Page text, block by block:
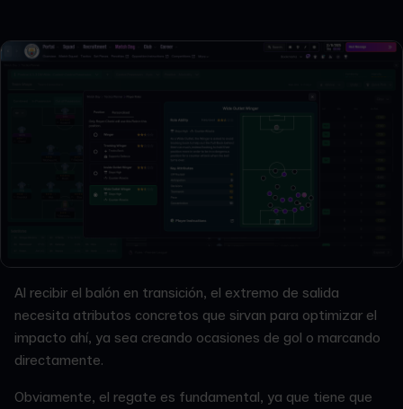
Al recibir el balón en transición, el extremo de salida
necesita atributos concretos que sirvan para optimizar el
impacto ahí, ya sea creando ocasiones de gol o marcando
directamente.
Obviamente, el regate es fundamental, ya que tiene que